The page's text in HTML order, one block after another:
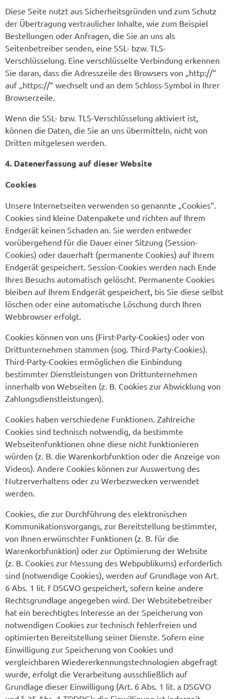
Diese Seite nutzt aus Sicherheitsgründen und zum Schutz
der Übertragung vertraulicher Inhalte, wie zum Beispiel
Bestellungen oder Anfragen, die Sie an uns als
Seitenbetreiber senden, eine SSL- bzw. TLS-
Verschlüsselung. Eine verschlüsselte Verbindung erkennen
Sie daran, dass die Adresszeile des Browsers von „http://“
auf „https://“ wechselt und an dem Schloss-Symbol in Ihrer
Browserzeile.
Wenn die SSL- bzw. TLS-Verschlüsselung aktiviert ist,
können die Daten, die Sie an uns übermitteln, nicht von
Dritten mitgelesen werden.
4. Datenerfassung auf dieser Website
Cookies
Unsere Internetseiten verwenden so genannte „Cookies“.
Cookies sind kleine Datenpakete und richten auf Ihrem
Endgerät keinen Schaden an. Sie werden entweder
vorübergehend für die Dauer einer Sitzung (Session-
Cookies) oder dauerhaft (permanente Cookies) auf Ihrem
Endgerät gespeichert. Session-Cookies werden nach Ende
Ihres Besuchs automatisch gelöscht. Permanente Cookies
bleiben auf Ihrem Endgerät gespeichert, bis Sie diese selbst
löschen oder eine automatische Löschung durch Ihren
Webbrowser erfolgt.
Cookies können von uns (First-Party-Cookies) oder von
Drittunternehmen stammen (sog. Third-Party-Cookies).
Third-Party-Cookies ermöglichen die Einbindung
bestimmter Dienstleistungen von Drittunternehmen
innerhalb von Webseiten (z. B. Cookies zur Abwicklung von
Zahlungsdienstleistungen).
Cookies haben verschiedene Funktionen. Zahlreiche
Cookies sind technisch notwendig, da bestimmte
Webseitenfunktionen ohne diese nicht funktionieren
würden (z. B. die Warenkorbfunktion oder die Anzeige von
Videos). Andere Cookies können zur Auswertung des
Nutzerverhaltens oder zu Werbezwecken verwendet
werden.
Cookies, die zur Durchführung des elektronischen
Kommunikationsvorgangs, zur Bereitstellung bestimmter,
von Ihnen erwünschter Funktionen (z. B. für die
Warenkorbfunktion) oder zur Optimierung der Website
(z. B. Cookies zur Messung des Webpublikums) erforderlich
sind (notwendige Cookies), werden auf Grundlage von Art.
6 Abs. 1 lit. f DSGVO gespeichert, sofern keine andere
Rechtsgrundlage angegeben wird. Der Websitebetreiber
hat ein berechtigtes Interesse an der Speicherung von
notwendigen Cookies zur technisch fehlerfreien und
optimierten Bereitstellung seiner Dienste. Sofern eine
Einwilligung zur Speicherung von Cookies und
vergleichbaren Wiedererkennungstechnologien abgefragt
wurde, erfolgt die Verarbeitung ausschließlich auf
Grundlage dieser Einwilligung (Art. 6 Abs. 1 lit. a DSGVO